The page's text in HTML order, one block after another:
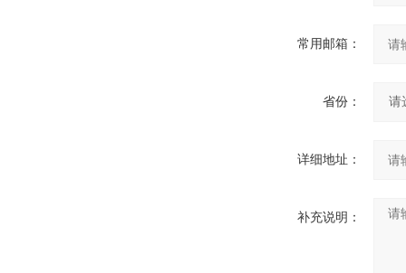
常用邮箱：
省份：
详细地址：
补充说明：